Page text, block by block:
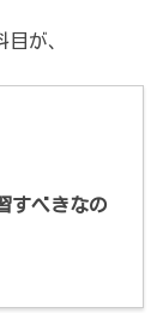
が、
すべきなの